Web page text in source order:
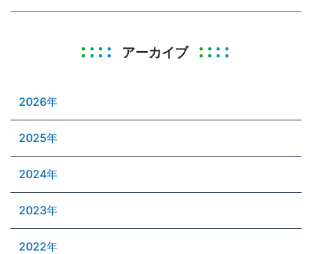
アーカイブ
2026年
2025年
2024年
2023年
2022年